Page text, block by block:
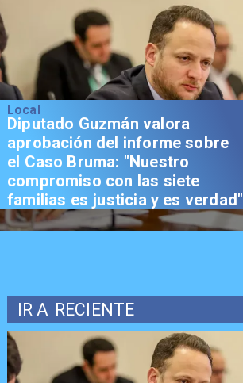
Local
Diputado Guzmán valora
aprobación del informe sobre
el Caso Bruma: "Nuestro
compromiso con las siete
familias es justicia y es verdad"
IR A RECIENTE